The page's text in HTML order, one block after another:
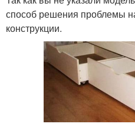
способ решения проблемы
конструкции.